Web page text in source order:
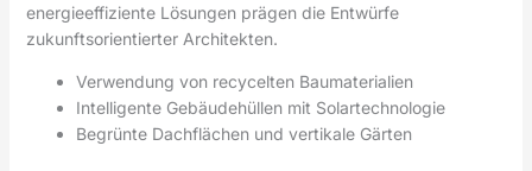
energieeffiziente Lösungen prägen die Entwürfe
zukunftsorientierter Architekten.
Verwendung von recycelten Baumaterialien
Intelligente Gebäudehüllen mit Solartechnologie
Begrünte Dachflächen und vertikale Gärten